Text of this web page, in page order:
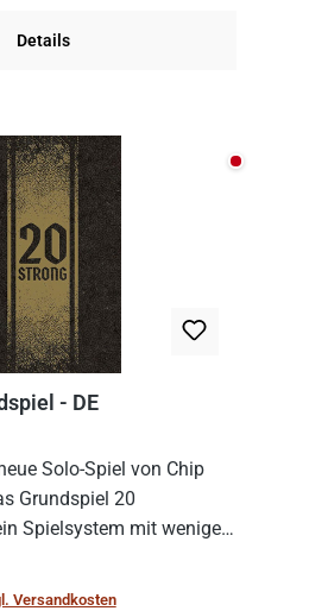
Details
Nicht
- DE
Solo-Spiel von Chip
Grundspiel 20
Spielsystem mit wenigen,
es zu spielen, muss es
ergänzt werden.
Versandkosten